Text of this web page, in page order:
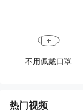
不用佩戴口罩
热门视频